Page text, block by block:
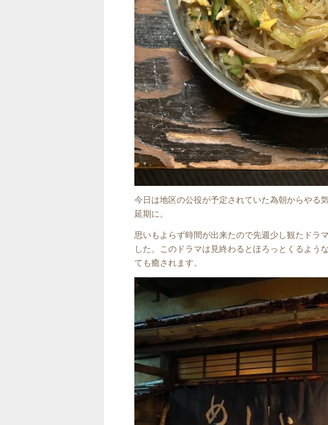
今日は地区の公役が予定されていた為朝からやる
延期に。
思いもよらず時間が出来たので先週少し観たドラ
した。このドラマは見終わるとほろっとくるよう
ても癒されます。